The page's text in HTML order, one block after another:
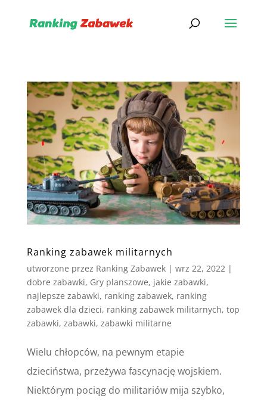
Ranking zabawek militarnych
utworzone przez Ranking Zabawek| wrz 22, 2022 |
dobre zabawki, Gry planszowe, jakie zabawki,
najlepsze zabawki, ranking zabawek, ranking
zabawek dla dzieci, ranking zabawek militarnych, top
zabawki, zabawki, zabawki militarne
Wielu chłopców, na pewnym etapie
dzieciństwa, przeżywa fascynację wojskiem.
Niektórym pociąg do militariów mija szybko,